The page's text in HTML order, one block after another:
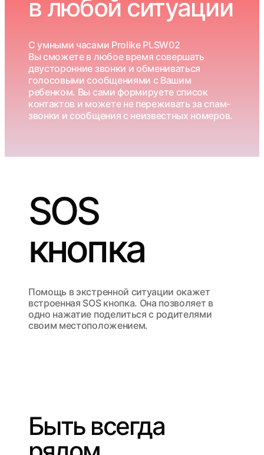
в любой ситуации
С умными часами Prolike PLSW02
Вы сможете в любое время совершать
двусторонние звонки и обмениваться
голосовыми сообщениями с Вашим
ребенком. Вы сами формируете список
контактов и можете не переживать за спам-
звонки и сообщения с неизвестных номеров.
SOS
кнопка
Помощь в экстренной ситуации окажет
встроенная SOS кнопка. Она позволяет в
одно нажатие поделиться с родителями
своим местоположением.
Быть всегда